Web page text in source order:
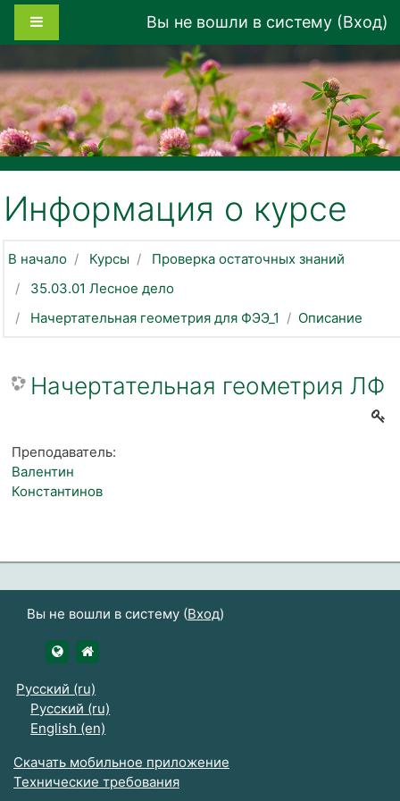
Перейти к основному содержанию
Вы не вошли в систему (Вход)
Информация о курсе
В начало Курсы
Проверка остаточных знаний
35.03.01 Лесное дело
Начертательная геометрия для ФЭЭ_1
Описание
Начертательная геометрия ЛФ
Преподаватель:
Валентин
Константинов
Вы не вошли в систему (Вход)
https://udsau.ru
Русский ‎(ru)‎
Русский ‎(ru)‎
English ‎(en)‎
Скачать мобильное приложение
Технические требования